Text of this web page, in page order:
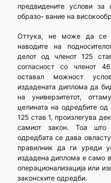
предвидените услови
образо- вание на
Оттука, не може да се
наводите на
делот од членот 125
согласност со членот
оставал можност
издадената диплома да
на универзитетот,
целината на одредбите
125 став 1, произлегува
самиот закон. Тоа
одредбата се дава
правилник да ги уреди
издадена диплома е само
операционализација или
законските одредби.